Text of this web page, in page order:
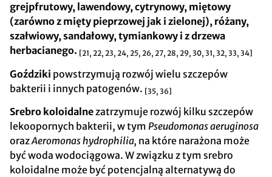
grejpfrutowy, lawendowy, cytrynowy, miętowy
(zarówno z mięty pieprzowej jak i zielonej), różany,
szałwiowy, sandałowy, tymiankowy i z drzewa
herbacianego. [21, 22, 23, 24, 25, 26, 27, 28, 29, 30, 31, 32, 33, 34]
Goździki powstrzymują rozwój wielu szczepów
bakterii i innych patogenów. [35, 36]
Srebro koloidalne zatrzymuje rozwój kilku szczepów
lekoopornych bakterii, w tym Pseudomonas aeruginosa
orazAeromonas hydrophilia, na które narażona może
być woda wodociągowa. W związku z tym srebro
koloidalne może być potencjalną alternatywą do